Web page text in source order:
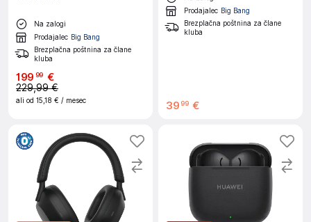
Na zalogi
Prodajalec Big Bang
Brezplačna poštnina za člane
kluba
199 99 €
229,99 €
ali od 15,18 € / mesec
Prodajalec Big Bang
Brezplačna poštnina za člane
kluba
39 99 €